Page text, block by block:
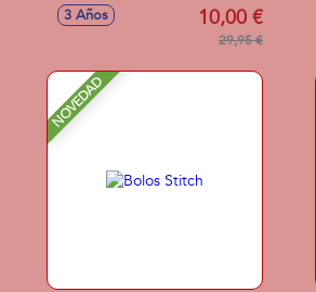
3 Años 10,00 €
29,95 €
NOVEDAD